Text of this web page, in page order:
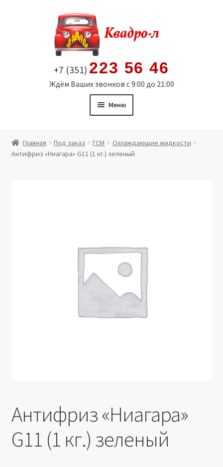
содержимому
+7 (351) 223 56 46
Ждём Ваших звонков с 9:00 до 21:00
Меню
Витрина
Юридические данные
Главная Под заказ ГСМ
Охлаждающие жидкости
Антифриз «Ниагара» G11 (1 кг.) зеленый
Антифриз «Ниагара»
G11 (1 кг.) зеленый